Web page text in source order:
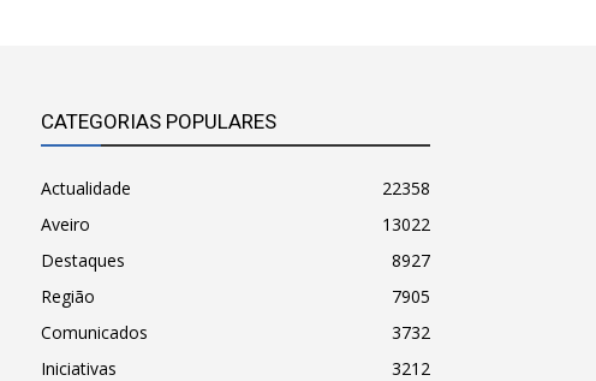
CATEGORIAS POPULARES
Actualidade
22358
Aveiro
13022
Destaques
8927
Região
7905
Comunicados
3732
Iniciativas
3212